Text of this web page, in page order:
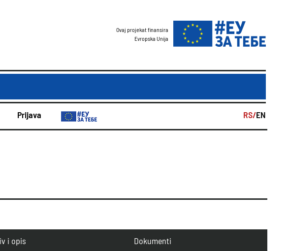
Ovaj projekat finansira
Evropska Unija
Prijava RS/EN
i opis Dokumenti